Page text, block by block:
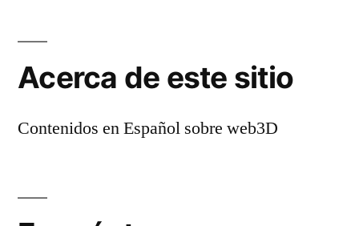
Acerca de este sitio
Contenidos en Español sobre web3D